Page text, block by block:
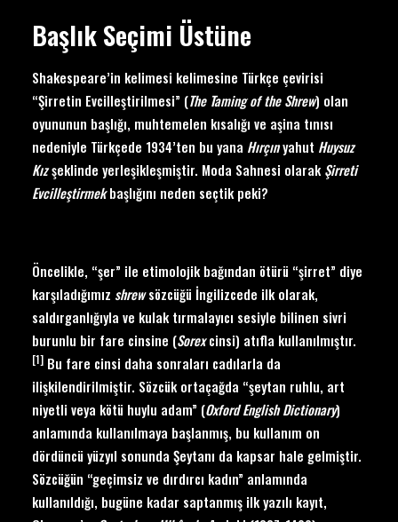
Başlık Seçimi Üstüne
Shakespeare’in kelimesi kelimesine Türkçe çevirisi
“Şirretin Evcilleştirilmesi” (The Taming of the Shrew) olan
oyununun başlığı, muhtemelen kısalığı ve aşina tınısı
nedeniyle Türkçede 1934’ten bu yana Hırçınyahut Huysuz
Kızşeklinde yerleşikleşmiştir. Moda Sahnesi olarak Şirreti
Evcilleştirmekbaşlığını neden seçtik peki?
Öncelikle, “şer” ile etimolojik bağından ötürü “şirret” diye
karşıladığımız shrewsözcüğü İngilizcede ilk olarak,
saldırganlığıyla ve kulak tırmalayıcı sesiyle bilinen sivri
burunlu bir fare cinsine (Sorexcinsi) atıfla kullanılmıştır.
[1] Bu fare cinsi daha sonraları cadılarla da
ilişkilendirilmiştir. Sözcük ortaçağda “şeytan ruhlu, art
niyetli veya kötü huylu adam” (Oxford English Dictionary)
anlamında kullanılmaya başlanmış, bu kullanım on
dördüncü yüzyıl sonunda Şeytanı da kapsar hale gelmiştir.
Sözcüğün “geçimsiz ve dırdırcı kadın” anlamında
kullanıldığı, bugüne kadar saptanmış ilk yazılı kayıt,